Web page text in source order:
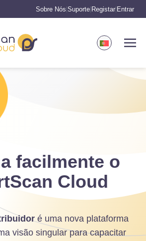
Sobre Nós Suporte Registar Entrar
facilmente o
Cloud
é uma nova plataforma
visão singular para capacitar